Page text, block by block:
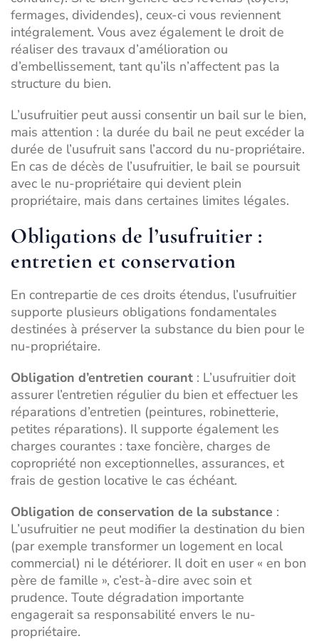
fermages, dividendes), ceux-ci vous reviennent
intégralement. Vous avez également le droit de
réaliser des travaux d’amélioration ou
d’embellissement, tant qu’ils n’affectent pas la
structure du bien.
L’usufruitier peut aussi consentir un bail sur le bien,
mais attention : la durée du bail ne peut excéder la
durée de l’usufruit sans l’accord du nu-propriétaire.
En cas de décès de l’usufruitier, le bail se poursuit
avec le nu-propriétaire qui devient plein
propriétaire, mais dans certaines limites légales.
Obligations de l’usufruitier :
entretien et conservation
En contrepartie de ces droits étendus, l’usufruitier
supporte plusieurs obligations fondamentales
destinées à préserver la substance du bien pour le
nu-propriétaire.
Obligation d’entretien courant : L’usufruitier doit
assurer l’entretien régulier du bien et effectuer les
réparations d’entretien (peintures, robinetterie,
petites réparations). Il supporte également les
charges courantes : taxe foncière, charges de
copropriété non exceptionnelles, assurances, et
frais de gestion locative le cas échéant.
Obligation de conservation de la substance :
L’usufruitier ne peut modifier la destination du bien
(par exemple transformer un logement en local
commercial) ni le détériorer. Il doit en user « en bon
père de famille », c’est-à-dire avec soin et
prudence. Toute dégradation importante
engagerait sa responsabilité envers le nu-
propriétaire.